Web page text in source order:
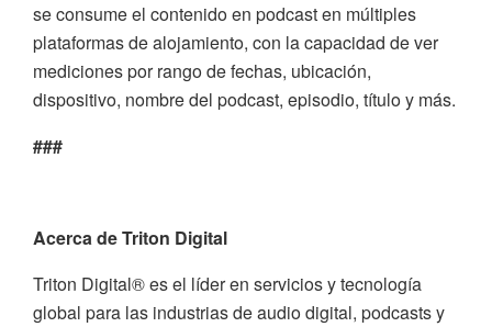
se consume el contenido en podcast en múltiples
plataformas de alojamiento, con la capacidad de ver
mediciones por rango de fechas, ubicación,
dispositivo, nombre del podcast, episodio, título y más.
###
Acerca de Triton Digital
Triton Digital® es el líder en servicios y tecnología
global para las industrias de audio digital, podcasts y